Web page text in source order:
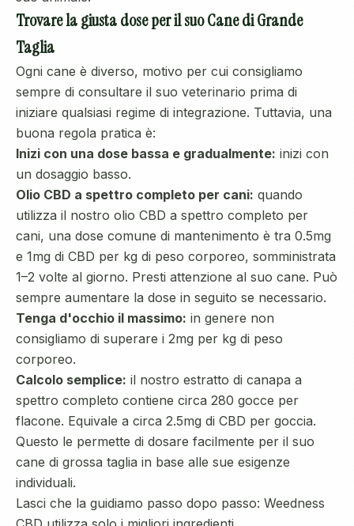
Trovare la giusta dose per il suo Cane di Grande
Taglia
Ogni cane è diverso, motivo per cui consigliamo
sempre di consultare il suo veterinario prima di
iniziare qualsiasi regime di integrazione. Tuttavia, una
buona regola pratica è:
Inizi con una dose bassa e gradualmente: inizi con
un dosaggio basso.
Olio CBD a spettro completo per cani: quando
utilizza il nostro olio CBD a spettro completo per
cani, una dose comune di mantenimento è tra 0.5mg
e 1mg di CBD per kg di peso corporeo, somministrata
1–2 volte al giorno. Presti attenzione al suo cane. Può
sempre aumentare la dose in seguito se necessario.
Tenga d'occhio il massimo: in genere non
consigliamo di superare i 2mg per kg di peso
corporeo.
Calcolo semplice: il nostro estratto di canapa a
spettro completo contiene circa 280 gocce per
flacone. Equivale a circa 2.5mg di CBD per goccia.
Questo le permette di dosare facilmente per il suo
cane di grossa taglia in base alle sue esigenze
individuali.
Lasci che la guidiamo passo dopo passo: Weedness